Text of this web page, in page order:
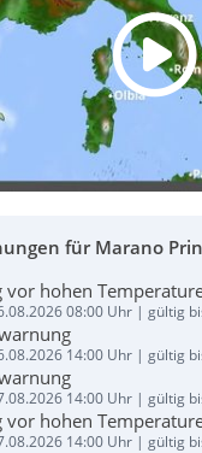
für Marano
vor hohen
08:00 Uhr | gültig
14:00 Uhr | gültig
14:00 Uhr | gültig
vor hohen
14:00 Uhr | gültig